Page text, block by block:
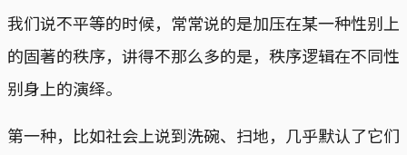
我们说不平等的时候，常常说的是加压在某一种性别上
的固著的秩序，讲得不那么多的是，秩序逻辑在不同性
别身上的演绎。
第一种，比如社会上说到洗碗、扫地，几乎默认了它们